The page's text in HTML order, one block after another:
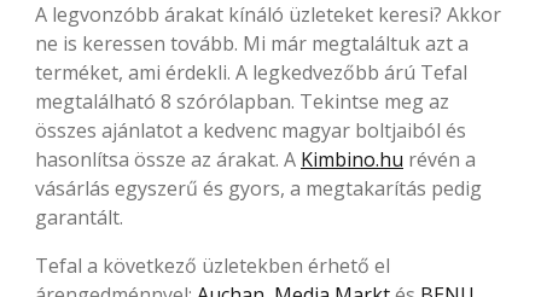
A legvonzóbb árakat kínáló üzleteket keresi? Akkor
ne is keressen tovább. Mi már megtaláltuk azt a
terméket, ami érdekli. A legkedvezőbb árú Tefal
megtalálható 8 szórólapban. Tekintse meg az
összes ajánlatot a kedvenc magyar boltjaiból és
hasonlítsa össze az árakat. A Kimbino.hu révén a
vásárlás egyszerű és gyors, a megtakarítás pedig
garantált.
Tefal a következő üzletekben érhető el